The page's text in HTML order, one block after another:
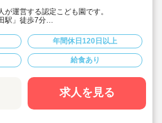
運営する認定こども園です。
駅」徒歩7分
実家の帰省補助などあります！（地方出
に1回実家までの往復交通費を補助）地方
迎♪
と仲間の優しさがあふれる環境♪
おり、栄養士が献立作成や調理を行って
新生活準備金補助制度あり（条件あり）
年間休日120日以上
給食あり
求人を見る